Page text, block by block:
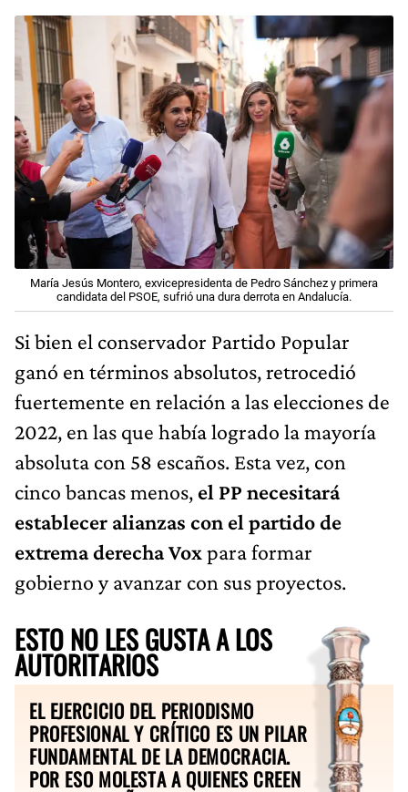
María Jesús Montero, exvicepresidenta de Pedro Sánchez y primera
candidata del PSOE, sufrió una dura derrota en Andalucía.
Si bien el conservador Partido Popular
ganó en términos absolutos, retrocedió
fuertemente en relación a las elecciones de
2022, en las que había logrado la mayoría
absoluta con 58 escaños. Esta vez, con
cinco bancas menos, el PP necesitará
establecer alianzas con el partido de
extrema derecha Vox para formar
gobierno y avanzar con sus proyectos.
ESTO NO LES GUSTA A LOS
AUTORITARIOS
EL EJERCICIO DEL PERIODISMO
PROFESIONAL Y CRÍTICO ES UN PILAR
FUNDAMENTAL DE LA DEMOCRACIA.
POR ESO MOLESTA A QUIENES CREEN